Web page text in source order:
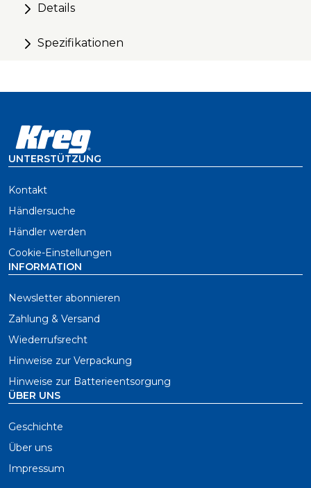
Details
Spezifikationen
UNTERSTÜTZUNG
Kontakt
Händlersuche
Händler werden
Cookie-Einstellungen
INFORMATION
Newsletter abonnieren
Zahlung & Versand
Wiederrufsrecht
Hinweise zur Verpackung
Hinweise zur Batterieentsorgung
ÜBER UNS
Geschichte
Über uns
Impressum